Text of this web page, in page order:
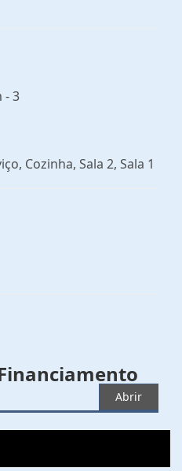
- 3
Cozinha, Sala 2, Sala 1
Abrir